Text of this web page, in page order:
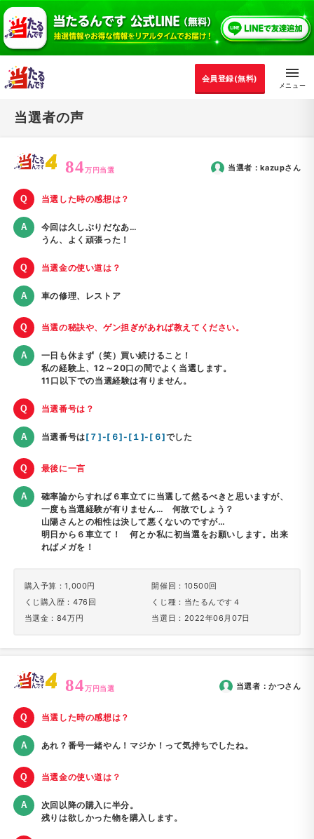
会員登録(無料)
当選者の声
84万円当選 当選者：kazupさん
当選した時の感想は？
今回は久しぶりだなあ…
うん、よく頑張った！
当選金の使い道は？
車の修理、レストア
当選の秘訣や、ゲン担ぎがあれば教えてください。
一日も休まず（笑）買い続けること！
私の経験上、12～20口の間でよく当選します。
11口以下での当選経験は有りません。
当選番号は？
当選番号は[７]-[６]-[１]-[６]でした
最後に一言
確率論からすれば６車立てに当選して然るべきと思いますが、
一度も当選経験が有りません… 何故でしょう？
山陽さんとの相性は決して悪くないのですが…
明日から６車立て！ 何とか私に初当選をお願いします。出来
ればメガを！
購入予算：1,000円
くじ購入歴：476回
当選金：84万円
開催回：10500回
くじ種：当たるんです４
当選日：2022年06月07日
84万円当選 当選者：かつさん
当選した時の感想は？
あれ？番号一緒やん！マジか！って気持ちでしたね。
当選金の使い道は？
次回以降の購入に半分。
残りは欲しかった物を購入します。